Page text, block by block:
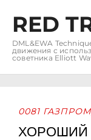
RED
DML&EWA
движения с
советника Elliott
0081 ГАЗПРОМ
ХОРОШИЙ